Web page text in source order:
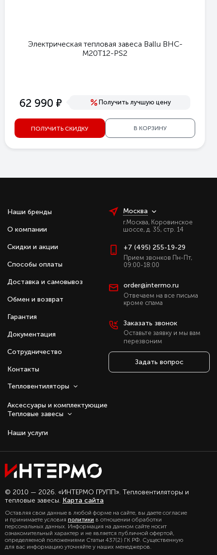
Электрическая тепловая завеса Ballu BHC-
M20T12-PS2
62 990 е Получить лучшую цену
ПОЛУЧИТЬ СКИДКУ В КОРЗИНУ
Наши бренды
О компании
Скидки и акции
Способы оплаты
Доставка и самовывоз
Обмен и возврат
Гарантия
Документация
Сотрудничество
Контакты
Тепловентиляторы
Аксессуары и комплектующие
Тепловые завесы
Наши услуги
Москва
г.Москва, Коровинское
шоссе, д. 35, стр. 14
+7 (495) 255-19-29
Прием звонков Пн-Пт,
09:00-18:00
order@intermo.ru
Отвечаем на все письма
кроме спама
Заказать звонок
Оставьте заявку и мы вам
перезвоним
Задать вопрос
© 2010 — 2026. «ИНТЕРМО ГРУПП». Тепловентиляторы и
тепловые завесы. Карта сайта
Оставляя свои данные в любой форме на сайте, вы даете согласие
и принимаете условия политики в отношении обработки
персональных данных. Информация на данном сайте носит
ознакомительный характер и не является публичной офертой,
определяемой положениями Статьи 437(2) ГК РФ. Существенную
для вас информацию уточняйте у наших менеджеров.
Оставаясь с нами, вы соглашаетесь на
использование файлов куки.
персональных данных, можете
ознакомиться в нашем разделе
политика конфиденциальности